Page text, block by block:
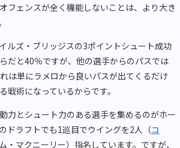
フェンスが全く機能しないことは、より大き
ルズ・ブリッジスの3ポイントシュート成功
だと40％ですが、他の選手からのパスでは
は単にラメロから良いパスが出てくるだけ
戦術になっているからです。
力とシュート力のある選手を集めるのがホー
ドラフトでも1巡目でウイングを2人（コ
・マクニーリー）指名しています。ですが、